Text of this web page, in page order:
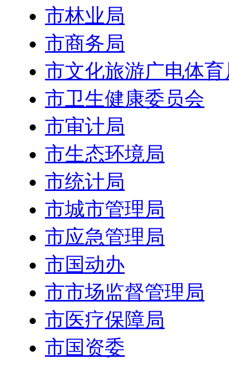
市林业局
市商务局
市文化旅游广电体育
市卫生健康委员会
市审计局
市生态环境局
市统计局
市城市管理局
市应急管理局
市国动办
市市场监督管理局
市医疗保障局
市国资委